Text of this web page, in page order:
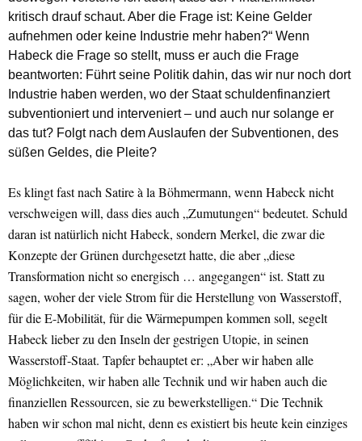
kritisch drauf schaut. Aber die Frage ist: Keine Gelder
aufnehmen oder keine Industrie mehr haben?“ Wenn
Habeck die Frage so stellt, muss er auch die Frage
beantworten: Führt seine Politik dahin, das wir nur noch dort
Industrie haben werden, wo der Staat schuldenfinanziert
subventioniert und interveniert – und auch nur solange er
das tut? Folgt nach dem Auslaufen der Subventionen, des
süßen Geldes, die Pleite?
Es klingt fast nach Satire à la Böhmermann, wenn Habeck nicht
verschweigen will, dass dies auch „Zumutungen“ bedeutet. Schuld
daran ist natürlich nicht Habeck, sondern Merkel, die zwar die
Konzepte der Grünen durchgesetzt hatte, die aber „diese
Transformation nicht so energisch … angegangen“ ist. Statt zu
sagen, woher der viele Strom für die Herstellung von Wasserstoff,
für die E-Mobilität, für die Wärmepumpen kommen soll, segelt
Habeck lieber zu den Inseln der gestrigen Utopie, in seinen
Wasserstoff-Staat. Tapfer behauptet er: „Aber wir haben alle
Möglichkeiten, wir haben alle Technik und wir haben auch die
finanziellen Ressourcen, sie zu bewerkstelligen.“ Die Technik
haben wir schon mal nicht, denn es existiert bis heute kein einziges